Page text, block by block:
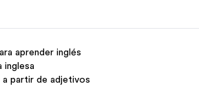
aprender inglés
inglesa
a partir de adjetivos